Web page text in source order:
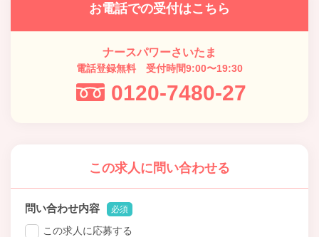
お電話での受付はこちら
ナースパワーさいたま
電話登録無料 受付時間9:00〜19:30
0120-7480-27
この求人に問い合わせる
問い合わせ内容 必須
この求人に応募する